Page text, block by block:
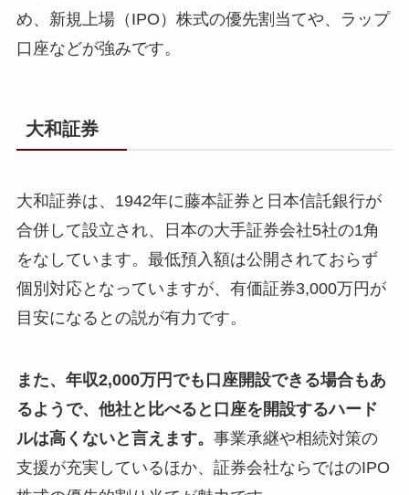
め、新規上場（IPO）株式の優先割当てや、ラップ
口座などが強みです。
大和証券
大和証券は、1942年に藤本証券と日本信託銀行が
合併して設立され、日本の大手証券会社5社の1角
をなしています。最低預入額は公開されておらず
個別対応となっていますが、有価証券3,000万円が
目安になるとの説が有力です。
また、年収2,000万円でも口座開設できる場合もあ
るようで、他社と比べると口座を開設するハード
ルは高くないと言えます。 事業承継や相続対策の
支援が充実しているほか、証券会社ならではのIPO